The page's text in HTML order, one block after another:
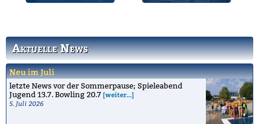
Aktuelle News
Neu im Juli
letzte News vor der Sommerpause; Spieleabend
Jugend 13.7. Bowling 20.7 [weiter...]
5. Juli 2026